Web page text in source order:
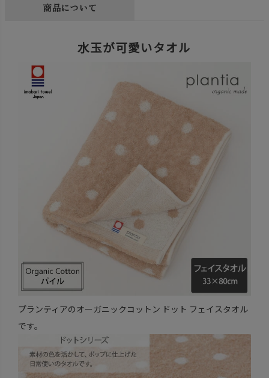
商品について
水玉が可愛いタオル
プランティアのオーガニックコットン ドット フェイスタオル
です。